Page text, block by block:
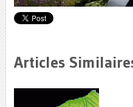
Articles